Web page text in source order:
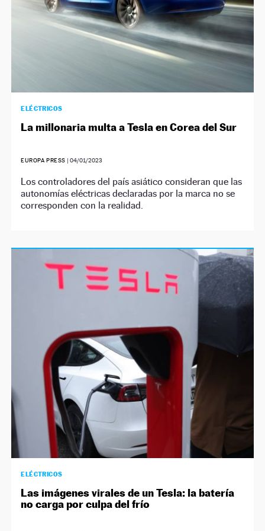
ELÉCTRICOS
La millonaria multa a Tesla en Corea del Sur
EUROPA PRESS |04/01/2023
Los controladores del país asiático consideran que las
autonomías eléctricas declaradas por la marca no se
corresponden con la realidad.
ELÉCTRICOS
Las imágenes virales de un Tesla: la batería
no carga por culpa del frío